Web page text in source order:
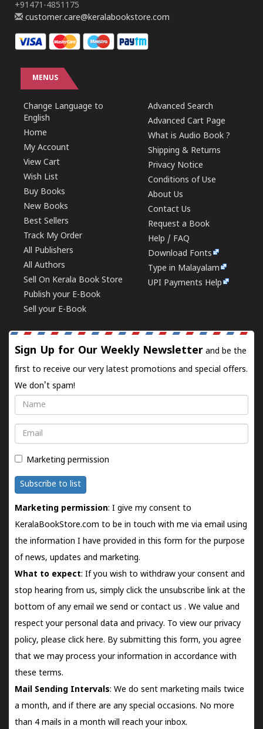
+91471-4851175
customer.care@keralabookstore.com
MENUS
Change Language to
English
Home
My Account
View Cart
Wish List
Buy Books
New Books
Best Sellers
Track My Order
All Publishers
All Authors
Sell On Kerala Book Store
Publish your E-Book
Sell your E-Book
Advanced Search
Advanced Cart Page
What is Audio Book ?
Shipping & Returns
Privacy Notice
Conditions of Use
About Us
Contact Us
Request a Book
Help / FAQ
Download Fonts
Type in Malayalam
UPI Payments Help
Sign Up for Our Weekly Newsletter and be the
first to receive our very latest promotions and special offers.
We don't spam!
Name
Email
Marketing permission
Subscribe to list
Marketing permission: I give my consent to
KeralaBookStore.com to be in touch with me via email using
the information I have provided in this form for the purpose
of news, updates and marketing.
What to expect: If you wish to withdraw your consent and
stop hearing from us, simply click the unsubscribe link at the
bottom of any email we send orcontact us . We value and
respect your personal data and privacy. To view our privacy
policy, please click here. By submitting this form, you agree
that we may process your information in accordance with
these terms.
Mail Sending Intervals: We do sent marketing mails twice
a month, and if there are any special occasions. No more
than 4 mails in a month will reach your inbox.